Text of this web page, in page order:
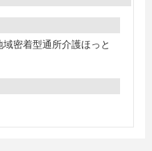
密着型通所介護ほっと